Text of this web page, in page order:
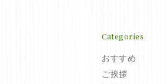
Categories
おすすめ
ご挨拶